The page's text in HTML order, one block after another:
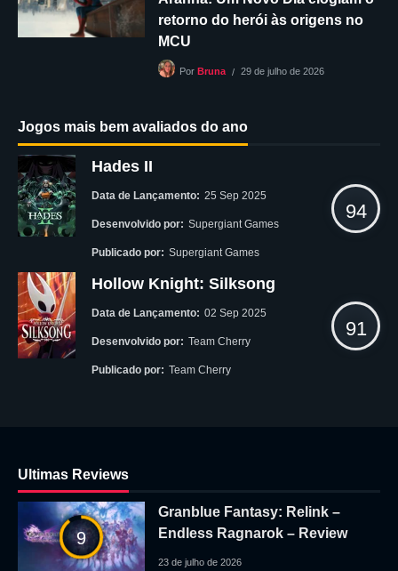
retorno do herói às origens no
MCU
Por Bruna 29 de julho de 2026
Jogos mais bem avaliados do ano
Hades II
Data de Lançamento: 25 Sep 2025
Desenvolvido por: Supergiant Games
Publicado por: Supergiant Games
94
Hollow Knight: Silksong
Data de Lançamento: 02 Sep 2025
Desenvolvido por: Team Cherry
Publicado por: Team Cherry
91
Ultimas Reviews
9
Granblue Fantasy: Relink –
Endless Ragnarok – Review
23 de julho de 2026